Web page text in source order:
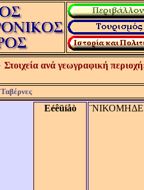
Στοιχεία ανά γεωγραφική
Ταβέρνες
Eéêüíåò